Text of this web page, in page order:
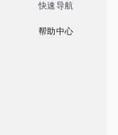
快速导航
帮助中心